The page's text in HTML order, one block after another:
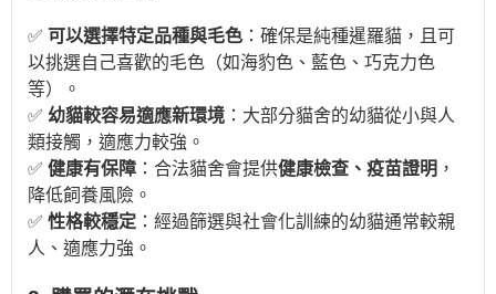
✅ 可以選擇特定品種與毛色 ：確保是純種暹羅貓，且可
以挑選自己喜歡的毛色（如海豹色、藍色、巧克力色
等）。
✅ 幼貓較容易適應新環境 ：大部分貓舍的幼貓從小與人
類接觸，適應力較強。
✅ 健康有保障 ：合法貓舍會提供健康檢查、疫苗證明 ，
降低飼養風險。
✅ 性格較穩定 ：經過篩選與社會化訓練的幼貓通常較親
人、適應力強。